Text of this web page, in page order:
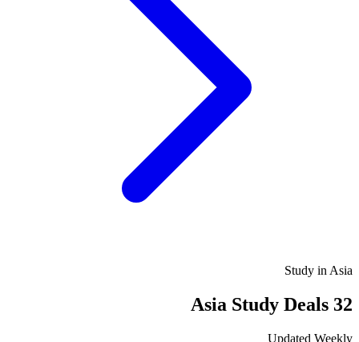
Study in Asia
32 Asia Study Deals
Updated Weekly